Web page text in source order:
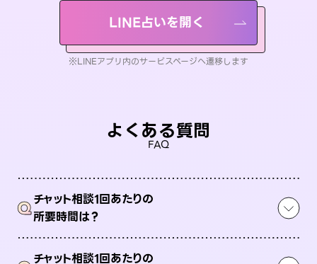
LINE占いを開く
※LINEアプリ内のサービスページへ遷移します
よくある質問
FAQ
Qチャット相談1回あたりの
所要時間は？
チャット相談1回あたりの